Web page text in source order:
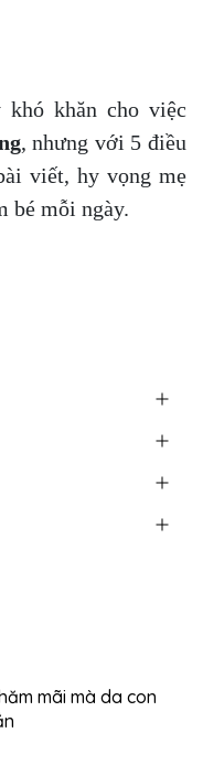
khăn cho việc
, nhưng với 5 điều
viết, hy vọng mẹ
bé mỗi ngày.
mãi mà da con